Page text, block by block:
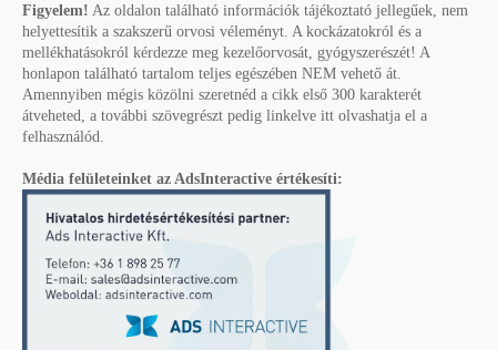
Figyelem! Az oldalon található információk tájékoztató jellegűek, nem
helyettesítik a szakszerű orvosi véleményt. A kockázatokról és a
mellékhatásokról kérdezze meg kezelőorvosát, gyógyszerészét! A
honlapon található tartalom teljes egészében NEM vehető át.
Amennyiben mégis közölni szeretnéd a cikk első 300 karakterét
átveheted, a további szövegrészt pedig linkelve itt olvashatja el a
felhasználód.
Média felületeinket az AdsInteractive értékesíti: